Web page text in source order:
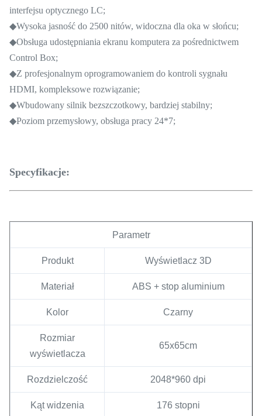
interfejsu optycznego LC;
◆Wysoka jasność do 2500 nitów, widoczna dla oka w słońcu;
◆Obsługa udostępniania ekranu komputera za pośrednictwem
Control Box;
◆Z profesjonalnym oprogramowaniem do kontroli sygnału
HDMI, kompleksowe rozwiązanie;
◆Wbudowany silnik bezszczotkowy, bardziej stabilny;
◆Poziom przemysłowy, obsługa pracy 24*7;
Specyfikacje:
Parametr
Produkt Wyświetlacz 3D
Materiał ABS + stop aluminium
Kolor Czarny
Rozmiar
wyświetlacza
65x65cm
Rozdzielczość 2048*960 dpi
Kąt widzenia 176 stopni